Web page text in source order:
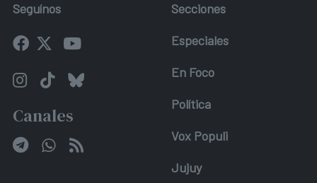
Seguínos
Canales
Secciones
Especiales
En Foco
Política
Vox Populi
Jujuy